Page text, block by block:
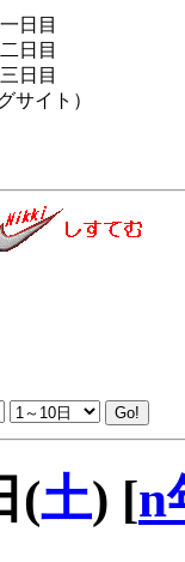
日目
日目
日目
サイト）
(土) [n